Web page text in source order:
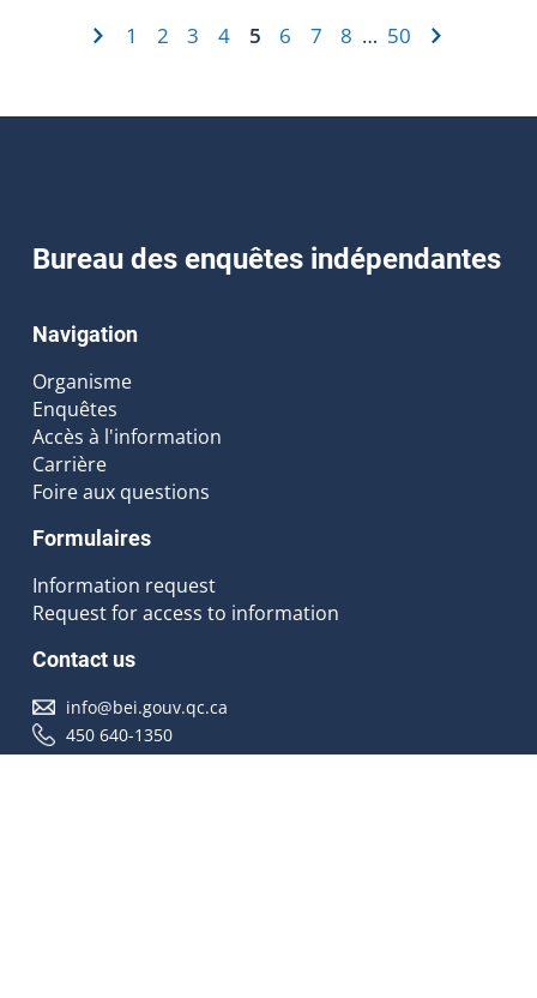
1 2 3 4 5 6 7 8 … 50
Bureau des enquêtes indépendantes
Navigation
Organisme
Enquêtes
Accès à l'information
Carrière
Foire aux questions
Formulaires
Information request
Request for access to information
Contact us
info@bei.gouv.qc.ca
450 640-1350